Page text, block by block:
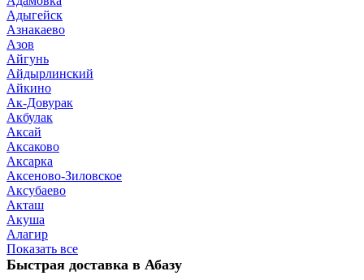
Адыгейск
Азнакаево
Азов
Айгунь
Айдырлинский
Айкино
Ак-Довурак
Акбулак
Аксай
Аксаково
Аксарка
Аксеново-Зиловское
Аксубаево
Акташ
Акуша
Алагир
Показать все
Быстрая доставка в Абазу